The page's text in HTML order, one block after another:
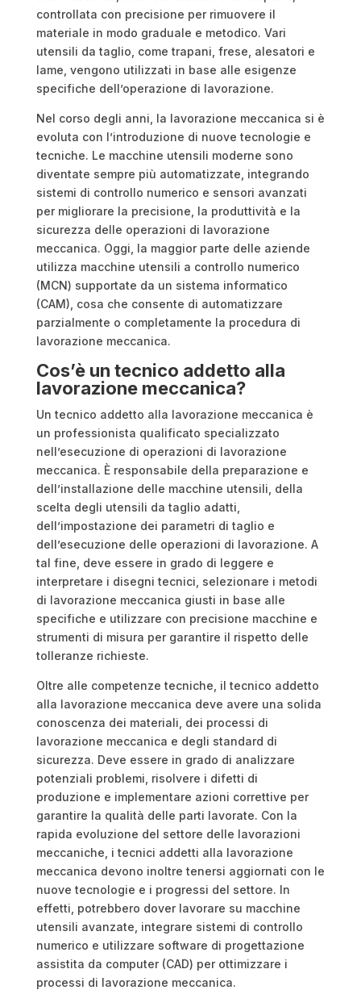
controllata con precisione per rimuovere il
materiale in modo graduale e metodico. Vari
utensili da taglio, come trapani, frese, alesatori e
lame, vengono utilizzati in base alle esigenze
specifiche dell’operazione di lavorazione.
Nel corso degli anni, la lavorazione meccanica si è
evoluta con l’introduzione di nuove tecnologie e
tecniche. Le macchine utensili moderne sono
diventate sempre più automatizzate, integrando
sistemi di controllo numerico e sensori avanzati
per migliorare la precisione, la produttività e la
sicurezza delle operazioni di lavorazione
meccanica. Oggi, la maggior parte delle aziende
utilizza macchine utensili a controllo numerico
(MCN) supportate da un sistema informatico
(CAM), cosa che consente di automatizzare
parzialmente o completamente la procedura di
lavorazione meccanica.
Cos’è un tecnico addetto alla
lavorazione meccanica?
Un tecnico addetto alla lavorazione meccanica è
un professionista qualificato specializzato
nell’esecuzione di operazioni di lavorazione
meccanica. È responsabile della preparazione e
dell’installazione delle macchine utensili, della
scelta degli utensili da taglio adatti,
dell’impostazione dei parametri di taglio e
dell’esecuzione delle operazioni di lavorazione. A
tal fine, deve essere in grado di leggere e
interpretare i disegni tecnici, selezionare i metodi
di lavorazione meccanica giusti in base alle
specifiche e utilizzare con precisione macchine e
strumenti di misura per garantire il rispetto delle
tolleranze richieste.
Oltre alle competenze tecniche, il tecnico addetto
alla lavorazione meccanica deve avere una solida
conoscenza dei materiali, dei processi di
lavorazione meccanica e degli standard di
sicurezza. Deve essere in grado di analizzare
potenziali problemi, risolvere i difetti di
produzione e implementare azioni correttive per
garantire la qualità delle parti lavorate. Con la
rapida evoluzione del settore delle lavorazioni
meccaniche, i tecnici addetti alla lavorazione
meccanica devono inoltre tenersi aggiornati con le
nuove tecnologie e i progressi del settore. In
effetti, potrebbero dover lavorare su macchine
utensili avanzate, integrare sistemi di controllo
numerico e utilizzare software di progettazione
assistita da computer (CAD) per ottimizzare i
processi di lavorazione meccanica.